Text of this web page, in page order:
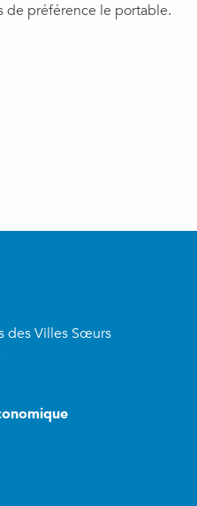
préférence le portable.
des Villes Sœurs